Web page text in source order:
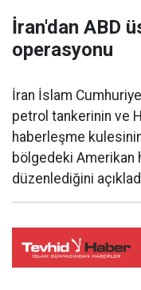
İran'dan ABD
operasyonu
İran İslam
petrol tankerinin ve
haberleşme kulesinin
bölgedeki Amerikan
düzenlediğini